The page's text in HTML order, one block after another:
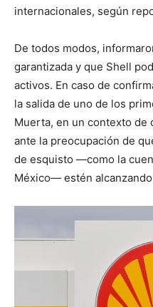
internacionales, según
De todos modos,
garantizada y que Shell
activos. En caso de
la salida de uno de los
Muerta, en un contexto
ante la preocupación de
de esquisto —como la
México— estén